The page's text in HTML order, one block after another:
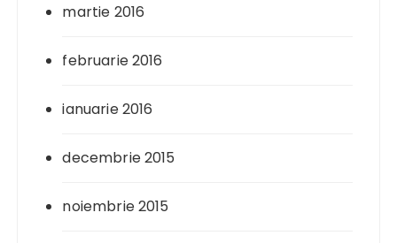
martie 2016
februarie 2016
ianuarie 2016
decembrie 2015
noiembrie 2015